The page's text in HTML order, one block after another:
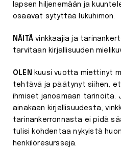
lapsen hiljenemään ja
osaavat sytyttää lukuhimon.
NÄITÄ vinkkaajia ja
tarvitaan kirjallisuuden
OLEN kuusi vuotta miettinyt
tehtävä ja päätynyt siihen,
ihmiset janoamaan tarinoita.
ainakaan kirjallisuudesta,
tarinankerronnasta ei pidä
tulisi kohdentaa nykyistä
henkilöresursseja.